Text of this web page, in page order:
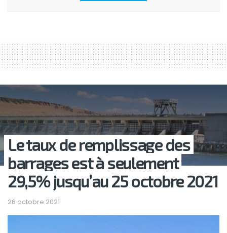
Le taux de remplissage des
barrages est à seulement
29,5% jusqu’au 25 octobre 2021
26 octobre 2021